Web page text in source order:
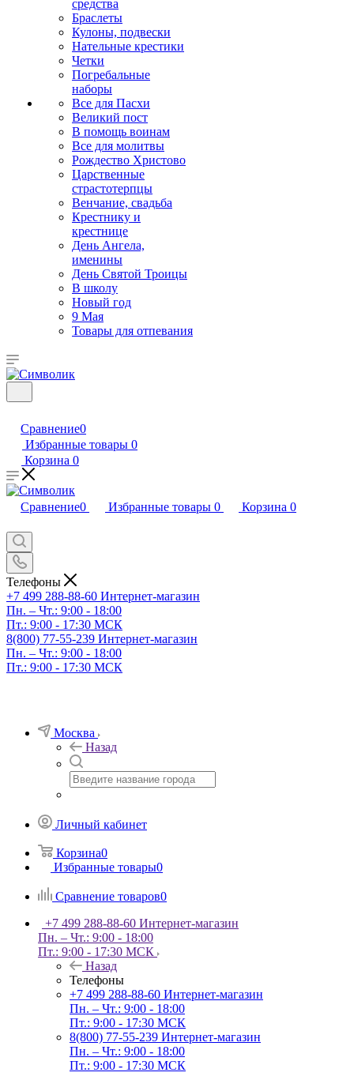
средства
Браслеты
Кулоны, подвески
Нательные крестики
Четки
Погребальные
наборы
Все для Пасхи
Великий пост
В помощь воинам
Все для молитвы
Рождество Христово
Царственные
страстотерпцы
Венчание, свадьба
Крестнику и
крестнице
День Ангела,
именины
День Святой Троицы
В школу
Новый год
9 Мая
Товары для отпевания
Сравнение0
Избранные товары 0
Корзина 0
Сравнение0 Избранные товары 0 Корзина 0
Телефоны
+7 499 288-88-60 Интернет-магазин
Пн. – Чт.: 9:00 - 18:00
Пт.: 9:00 - 17:30 МСК
8(800) 77-55-239 Интернет-магазин
Пн. – Чт.: 9:00 - 18:00
Пт.: 9:00 - 17:30 МСК
Москва
Назад
Личный кабинет
Корзина0
Избранные товары0
Сравнение товаров0
+7 499 288-88-60 Интернет-магазин
Пн. – Чт.: 9:00 - 18:00
Пт.: 9:00 - 17:30 МСК
Назад
Телефоны
+7 499 288-88-60 Интернет-магазин
Пн. – Чт.: 9:00 - 18:00
Пт.: 9:00 - 17:30 МСК
8(800) 77-55-239 Интернет-магазин
Пн. – Чт.: 9:00 - 18:00
Пт.: 9:00 - 17:30 МСК